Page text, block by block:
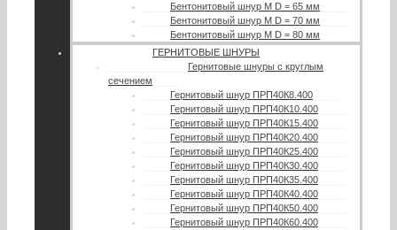
Бентонитовый шнур М D = 65 мм
Бентонитовый шнур М D = 70 мм
Бентонитовый шнур М D = 80 мм
ГЕРНИТОВЫЕ ШНУРЫ
Гернитовые шнуры с круглым
сечением
Гернитовый шнур ПРП40К8.400
Гернитовый шнур ПРП40К10.400
Гернитовый шнур ПРП40К15.400
Гернитовый шнур ПРП40К20.400
Гернитовый шнур ПРП40К25.400
Гернитовый шнур ПРП40К30.400
Гернитовый шнур ПРП40К35.400
Гернитовый шнур ПРП40К40.400
Гернитовый шнур ПРП40К50.400
Гернитовый шнур ПРП40К60.400